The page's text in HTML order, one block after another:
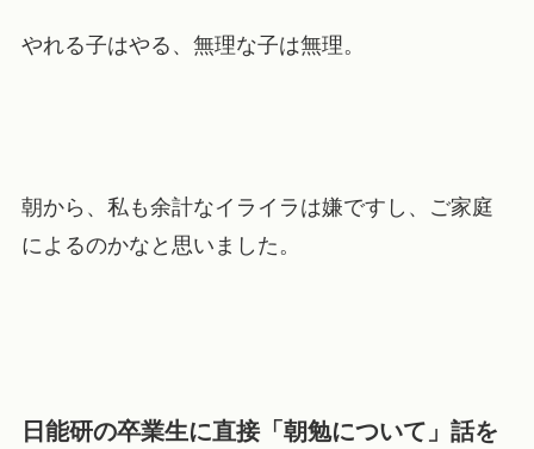
やれる子はやる、無理な子は無理。
朝から、私も余計なイライラは嫌ですし、ご家庭
によるのかなと思いました。
日能研の卒業生に直接「朝勉について」話を